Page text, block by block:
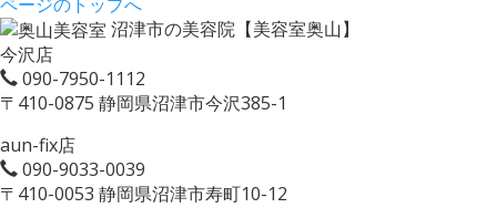
沼津市の美容院【美容室奥山】
今沢店
090-7950-1112
〒410-0875 静岡県沼津市今沢385-1
aun-fix店
090-9033-0039
〒410-0053 静岡県沼津市寿町10-12